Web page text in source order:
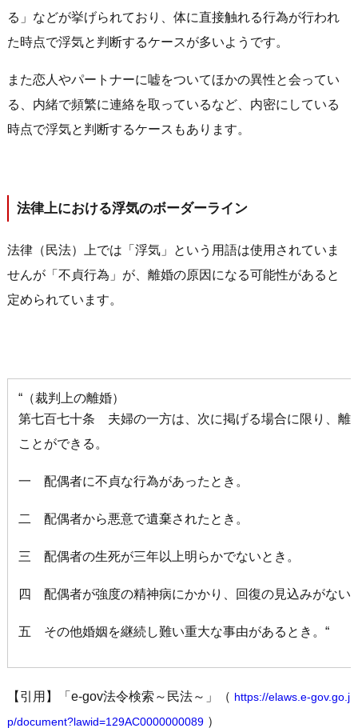
る」などが挙げられており、体に直接触れる行為が行われ
た時点で浮気と判断するケースが多いようです。
また恋人やパートナーに嘘をついてほかの異性と会ってい
る、内緒で頻繁に連絡を取っているなど、内密にしている
時点で浮気と判断するケースもあります。
法律上における浮気のボーダーライン
法律（民法）上では「浮気」という用語は使用されていま
せんが「不貞行為」が、離婚の原因になる可能性があると
定められています。
“（裁判上の離婚）
第七百七十条 夫婦の一方は、次に掲げる場合に限り、離
ことができる。
一 配偶者に不貞な行為があったとき。
二 配偶者から悪意で遺棄されたとき。
三 配偶者の生死が三年以上明らかでないとき。
四 配偶者が強度の精神病にかかり、回復の見込みがない
五 その他婚姻を継続し難い重大な事由があるとき。“
【引用】「e-gov法令検索～民法～」（ https://elaws.e-gov.go.j
p/document?lawid=129AC0000000089）